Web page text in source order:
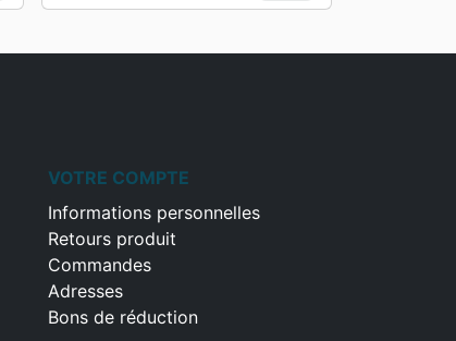
VOTRE COMPTE
Informations personnelles
Retours produit
Commandes
Adresses
Bons de réduction